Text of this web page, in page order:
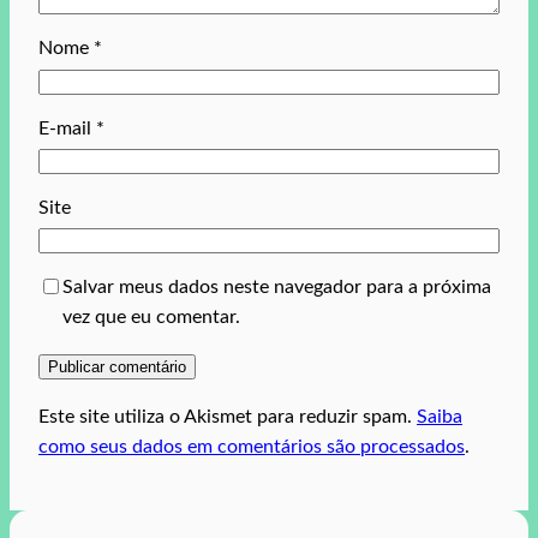
Nome *
E-mail *
Site
Salvar meus dados neste navegador para a próxima
vez que eu comentar.
Este site utiliza o Akismet para reduzir spam. Saiba
como seus dados em comentários são processados.